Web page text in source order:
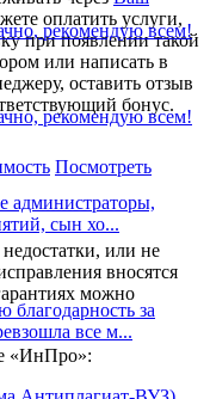
оплатить услуги,
при появлении такой
или написать в
оставить отзыв
бонус.
Посмотреть
или не
вносятся
можно
«ИнПро»:
рекомендую всем!
рекомендую всем!
администраторы,
сын хо...
за
все м...